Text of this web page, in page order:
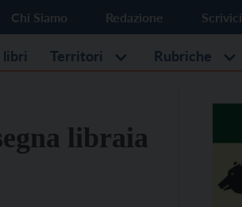
Chi Siamo Redazione Scrivici
libri Territori Rubriche
libraia